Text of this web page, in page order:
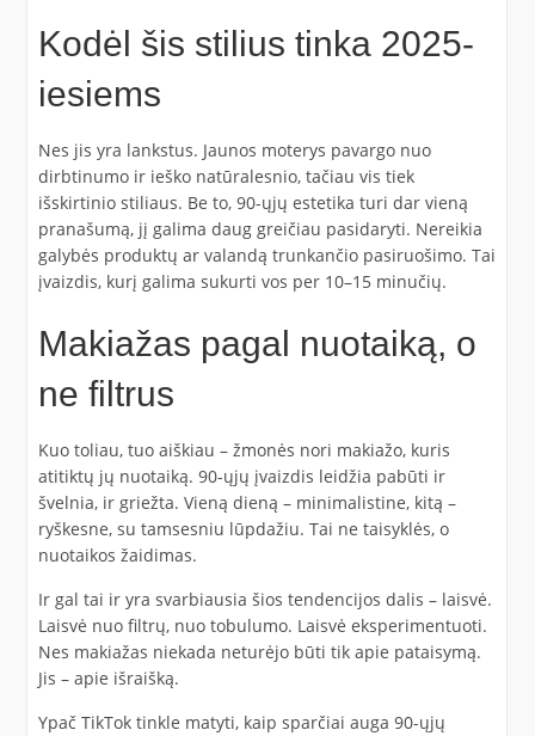
Kodėl šis stilius tinka 2025-
iesiems
Nes jis yra lankstus. Jaunos moterys pavargo nuo
dirbtinumo ir ieško natūralesnio, tačiau vis tiek
išskirtinio stiliaus. Be to, 90-ųjų estetika turi dar vieną
pranašumą, jį galima daug greičiau pasidaryti. Nereikia
galybės produktų ar valandą trunkančio pasiruošimo. Tai
įvaizdis, kurį galima sukurti vos per 10–15 minučių.
Makiažas pagal nuotaiką, o
ne filtrus
Kuo toliau, tuo aiškiau – žmonės nori makiažo, kuris
atitiktų jų nuotaiką. 90-ųjų įvaizdis leidžia pabūti ir
švelnia, ir griežta. Vieną dieną – minimalistine, kitą –
ryškesne, su tamsesniu lūpdažiu. Tai ne taisyklės, o
nuotaikos žaidimas.
Ir gal tai ir yra svarbiausia šios tendencijos dalis – laisvė.
Laisvė nuo filtrų, nuo tobulumo. Laisvė eksperimentuoti.
Nes makiažas niekada neturėjo būti tik apie pataisymą.
Jis – apie išraišką.
Ypač TikTok tinkle matyti, kaip sparčiai auga 90-ųjų